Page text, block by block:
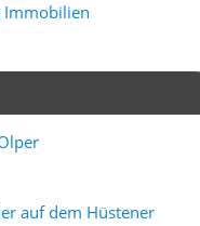
Immobilien
auf dem Hüstener